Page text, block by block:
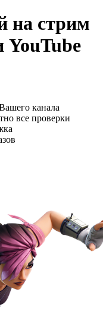
на стрим
YouTube
канала
все проверки